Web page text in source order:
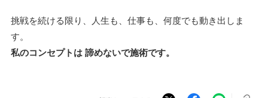
挑戦を続ける限り、人生も、仕事も、何度でも動き出しま
す。
私のコンセプトは 諦めないで施術です。